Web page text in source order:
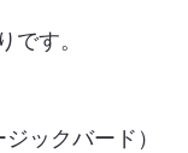
す。
ックバード）